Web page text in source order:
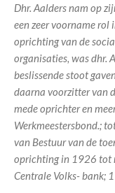
Dhr. Aalders nam op
een zeer voorname rol
oprichting van de
organisaties, was dhr.
beslissende stoot
daarna voorzitter van
mede oprichter en
Werkmeestersbond.;
van Bestuur van de
oprichting in 1926 tot
Centrale Volks- bank;